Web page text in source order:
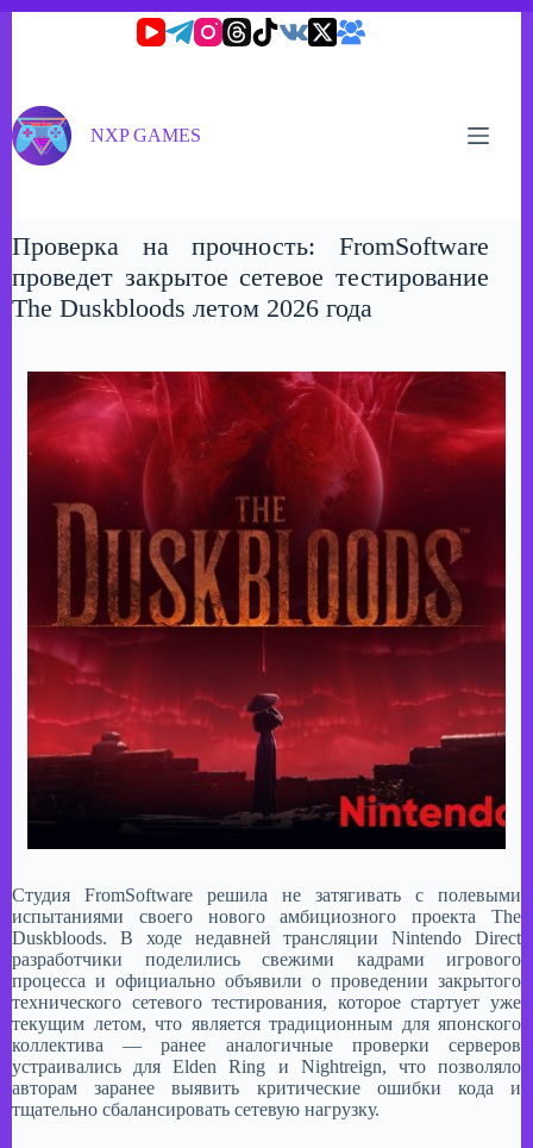
NXP GAMES
Проверка на прочность: FromSoftware
проведет закрытое сетевое тестирование
The Duskbloods летом 2026 года
Студия FromSoftware решила не затягивать с полевыми
испытаниями своего нового амбициозного проекта The
Duskbloods. В ходе недавней трансляции Nintendo Direct
разработчики поделились свежими кадрами игрового
процесса и официально объявили о проведении закрытого
технического сетевого тестирования, которое стартует уже
текущим летом, что является традиционным для японского
коллектива — ранее аналогичные проверки серверов
устраивались для Elden Ring и Nightreign, что позволяло
авторам заранее выявить критические ошибки кода и
тщательно сбалансировать сетевую нагрузку.​